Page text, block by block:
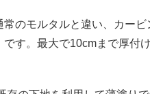
のモルタルと違い、カー
す。最大で10cmまで厚